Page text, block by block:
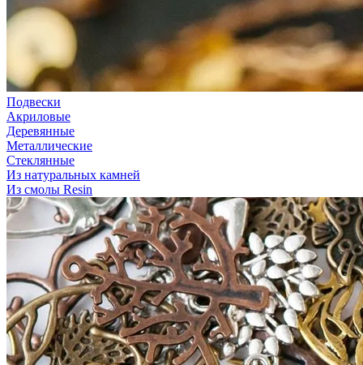
Подвески
Акриловые
Деревянные
Металлические
Стеклянные
Из натуральных камней
Из смолы Resin